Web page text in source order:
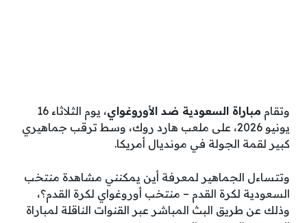
وتقام مباراة السعودية ضد الأوروغواي
، يوم الثلاثاء 16
يونيو 2026، على ملعب هارد روك، وسط ترقب جماهيري
كبير لقمة الجولة في مونديال أمريكا.
وتتساءل الجماهير لمعرفة أين يمكنني مشاهدة ‎‎منتخب
السعودية لكرة القدم – منتخب أوروغواي لكرة القدم؟،
وذلك عن طريق البث المباشر عبر القنوات الناقلة لمباراة